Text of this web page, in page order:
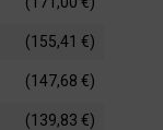
(155,41 €)
(147,68 €)
(139,83 €)